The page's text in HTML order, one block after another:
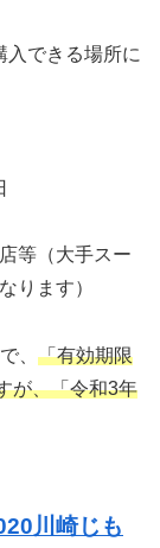
入できる場所に
等（大手スー
ります）
、 「有効期限
が、「令和3年
川崎じも